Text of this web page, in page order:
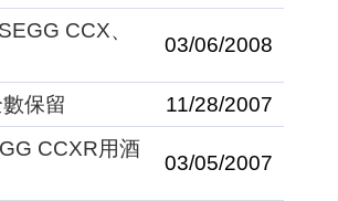
CCX、
03/06/2008
保留
11/28/2007
CCXR用酒
03/05/2007